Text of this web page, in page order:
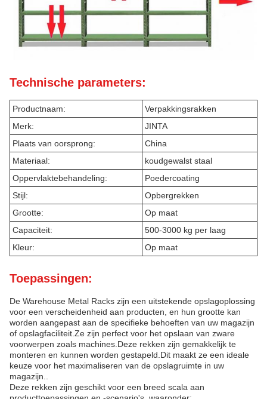
Technische parameters:
Productnaam:
Verpakkingsrakken
Merk:
JINTA
Plaats van oorsprong:
China
Materiaal:
koudgewalst staal
Oppervlaktebehandeling:
Poedercoating
Stijl:
Opbergrekken
Grootte:
Op maat
Capaciteit:
500-3000 kg per laag
Kleur:
Op maat
Toepassingen:
De Warehouse Metal Racks zijn een uitstekende opslagoplossing
voor een verscheidenheid aan producten, en hun grootte kan
worden aangepast aan de specifieke behoeften van uw magazijn
of opslagfaciliteit.Ze zijn perfect voor het opslaan van zware
voorwerpen zoals machines.Deze rekken zijn gemakkelijk te
monteren en kunnen worden gestapeld.Dit maakt ze een ideale
keuze voor het maximaliseren van de opslagruimte in uw
magazijn..
Deze rekken zijn geschikt voor een breed scala aan